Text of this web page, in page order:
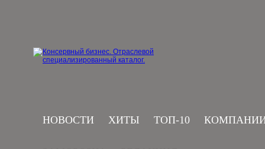
НОВОСТИ ХИТЫ ТОП-10